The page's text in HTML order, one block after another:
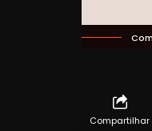
Compartilhar